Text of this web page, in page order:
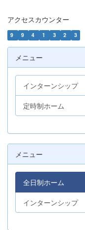
アクセスカウンター
9 9 4 1 3 2 3
メニュー
インターンシップ
定時制ホーム
メニュー
全日制ホーム
インターンシップ